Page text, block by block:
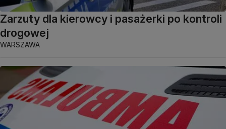
Zarzuty dla kierowcy i pasażerki po kontroli
drogowej
WARSZAWA